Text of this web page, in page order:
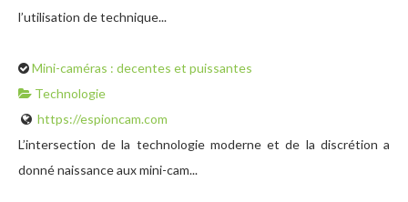
l’utilisation de technique...
Mini-caméras : decentes et puissantes
Technologie
https://espioncam.com
L’intersection de la technologie moderne et de la discrétion a
donné naissance aux mini-cam...